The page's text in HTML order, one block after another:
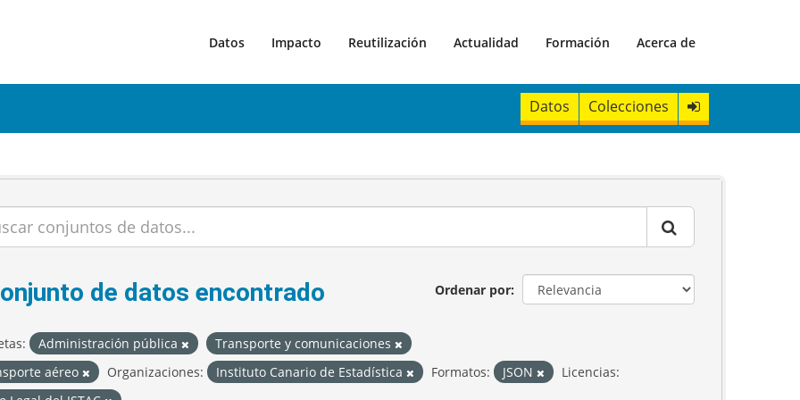
Datos Impacto Reutilización Actualidad Formación Acerca de
Datos Colecciones
Ordenar por
de datos encontrado
Administración pública
Transporte y comunicaciones
aéreo
Organizaciones: Instituto Canario de Estadística Formatos: JSON
Licencias: